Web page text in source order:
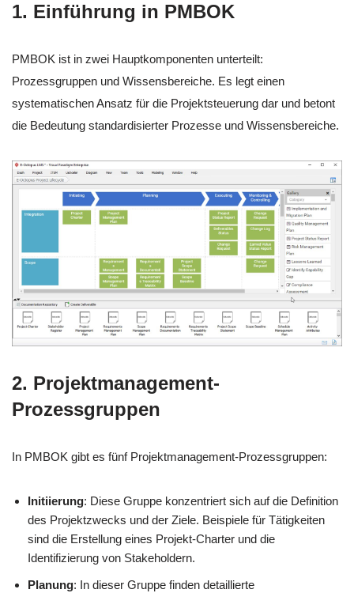
1. Einführung in PMBOK
PMBOK ist in zwei Hauptkomponenten unterteilt:
Prozessgruppen und Wissensbereiche. Es legt einen
systematischen Ansatz für die Projektsteuerung dar und betont
die Bedeutung standardisierter Prozesse und Wissensbereiche.
2. Projektmanagement-
Prozessgruppen
In PMBOK gibt es fünf Projektmanagement-Prozessgruppen:
Initiierung: Diese Gruppe konzentriert sich auf die Definition
des Projektzwecks und der Ziele. Beispiele für Tätigkeiten
sind die Erstellung eines Projekt-Charter und die
Identifizierung von Stakeholdern.
Planung: In dieser Gruppe finden detaillierte